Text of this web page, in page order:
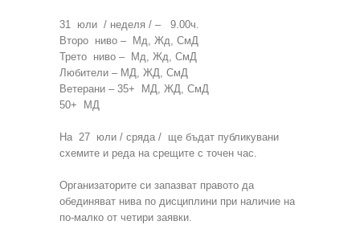
31 юли / неделя / – 9.00ч.
Второ ниво – Мд, Жд, СмД
Трето ниво – Мд, Жд, СмД
Любители – МД, ЖД, СмД
Ветерани – 35+ МД, ЖД, СмД
50+ МД
На 27 юли / сряда / ще бъдат публикувани
схемите и реда на срещите с точен час.
Организаторите си запазват правото да
обединяват нива по дисциплини при наличие на
по-малко от четири заявки.